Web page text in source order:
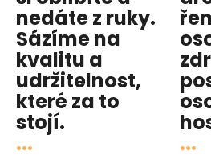
nedáte z ruky.
Sázíme na
kvalitu a
udržitelnost,
které za to
stojí.
... ...